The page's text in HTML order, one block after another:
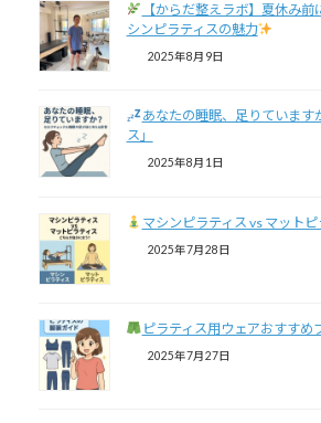
【からだ整えラボ】夏休み前
シンピラティスの魅力
2025年8月9日
あなたの睡眠、足りています
ス」
2025年8月1日
マシンピラティス vs マットピ
2025年7月28日
ピラティス用ウェアおすすめ
2025年7月27日